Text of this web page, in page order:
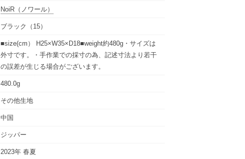
NoiR （ノワール）
ブラック（15）
■size(cm） H25×W35×D18■weight約480g・サイズは
外寸です。・手作業での採寸の為、記述寸法より若干
の誤差が生じる場合がございます。
480.0g
その他生地
中国
ジッパー
2023年 春夏